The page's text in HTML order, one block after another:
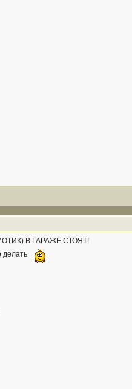
В ГАРАЖЕ СТОЯТ!
делать